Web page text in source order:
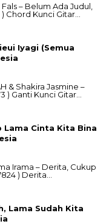
– Belum Ada Judul,
Chord Kunci Gitar…
Iyagi (Semua
& Shakira Jasmine –
) Ganti Kunci Gitar…
Lama Cinta Kita Bina
Irama – Derita, Cukup
) Derita…
Lama Sudah Kita